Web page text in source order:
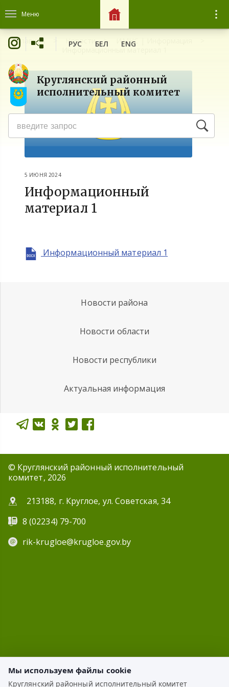
Меню
Круглянский районный
исполнительный комитет
РУС БЕЛ ENG
Главная Новости
ИМНС | Информация
Информационный материал 1
5 ИЮНЯ 2024
Информационный
материал 1
Информационный материал 1
Новости района
Новости области
Новости республики
Актуальная информация
© Круглянский районный исполнительный
комитет, 2026
213188, г. Круглое, ул. Советская, 34
8 (02234) 79-700
rik-krugloe@krugloe.gov.by
Мы используем файлы cookie
Круглянский районный исполнительный комитет